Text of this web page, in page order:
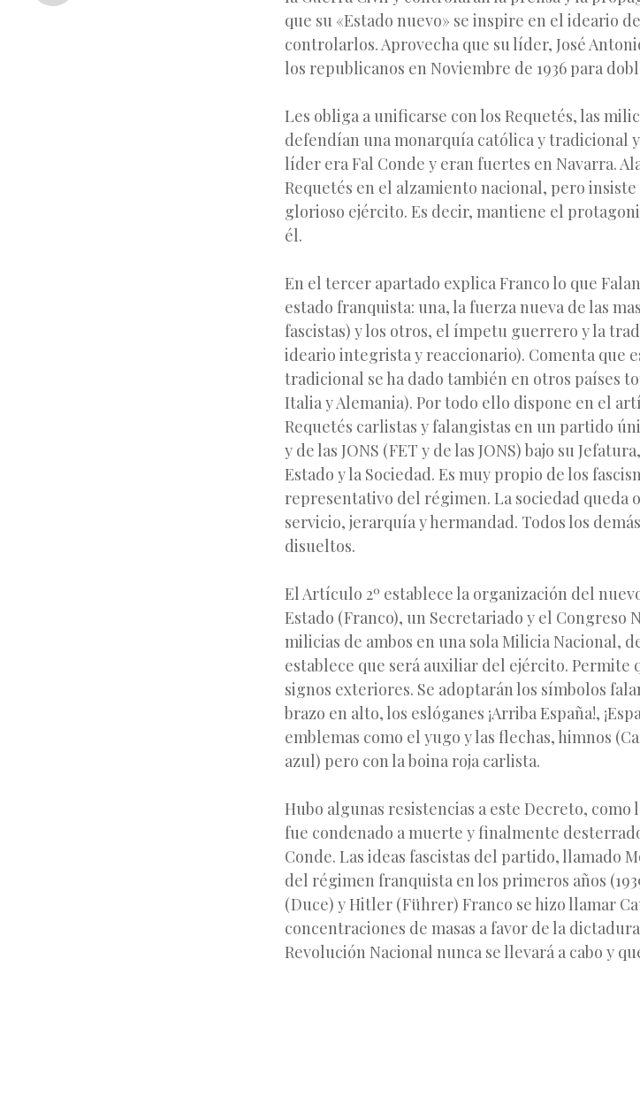
que su «Estado nuevo» se inspire en el ideario
controlarlos. Aprovecha que su líder, José
los republicanos en Noviembre de 1936 para
Les obliga a unificarse con los Requetés, las
defendían una monarquía católica y tradicional
líder era Fal Conde y eran fuertes en Navarra.
Requetés en el alzamiento nacional, pero
glorioso ejército. Es decir, mantiene el
él.
En el tercer apartado explica Franco lo que
estado franquista: una, la fuerza nueva de las
fascistas) y los otros, el ímpetu guerrero y la
ideario integrista y reaccionario). Comenta que
tradicional se ha dado también en otros países
Italia y Alemania). Por todo ello dispone en el
Requetés carlistas y falangistas en un partido
y de las JONS (FET y de las JONS) bajo su
Estado y la Sociedad. Es muy propio de los
representativo del régimen. La sociedad queda
servicio, jerarquía y hermandad. Todos los
disueltos.
El Artículo 2º establece la organización del
Estado (Franco), un Secretariado y el Congreso
milicias de ambos en una sola Milicia Nacional,
establece que será auxiliar del ejército. Permite
signos exteriores. Se adoptarán los símbolos
brazo en alto, los eslóganes ¡Arriba España!,
emblemas como el yugo y las flechas, himnos
azul) pero con la boina roja carlista.
Hubo algunas resistencias a este Decreto, como
fue condenado a muerte y finalmente
Conde. Las ideas fascistas del partido, llamado
del régimen franquista en los primeros años
(Duce) y Hitler (Führer) Franco se hizo llamar
concentraciones de masas a favor de la
Revolución Nacional nunca se llevará a cabo y